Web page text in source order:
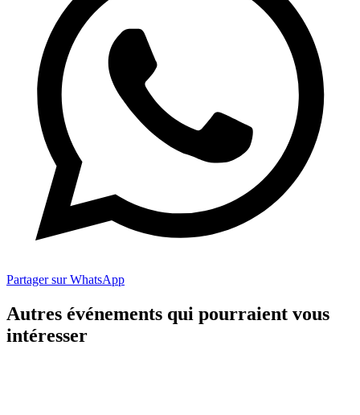
Partager sur WhatsApp
Autres événements qui pourraient vous
intéresser